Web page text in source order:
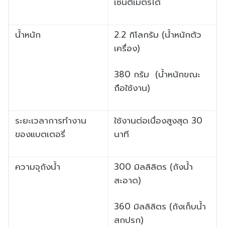
น้ำหนัก
2.2 กิโลกรัม (น้ำหนักตัว
เครื่อง)
380 กรัม (น้ำหนักขณะ
ถือใช้งาน)
ระยะเวลาการทำงาน
ของแบตเตอรี่
ใช้งานต่อเนื่องสูงสุด 30
นาที
ความจุถังน้ำ
300 มิลลิลิตร (ถังน้ำ
สะอาด)
360 มิลลิลิตร (ถังเก็บน้ำ
สกปรก)